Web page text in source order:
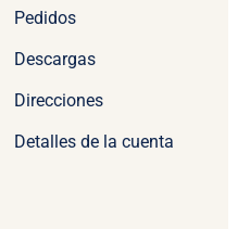
Pedidos
Descargas
Direcciones
Detalles de la cuenta